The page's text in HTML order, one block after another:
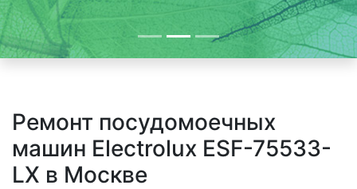
Ремонт посудомоечных
машин Electrolux ESF-75533-
LX в Москве